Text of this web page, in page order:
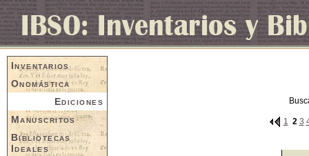
Inventarios
Onomástica
Ediciones
Manuscritos
Bibliotecas
Ideales
1 2 3